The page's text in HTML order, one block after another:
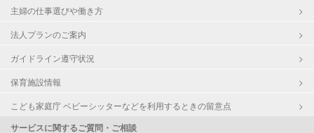
主婦の仕事選びや働き方
法人プランのご案内
ガイドライン遵守状況
保育施設情報
こども家庭庁 ベビーシッターなどを利用するときの留意点
サービスに関するご質問・ご相談